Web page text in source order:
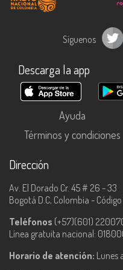
Síguenos
Descarga la app
Ayuda
Términos y condiciones
Dirección
Av. El Dorado Cr. 45 # 26 - 33
Bogotá D.C, Colombia - Código
Teléfonos (+57)(601)
Línea gratuita nacional:
Horario de atención: Lunes